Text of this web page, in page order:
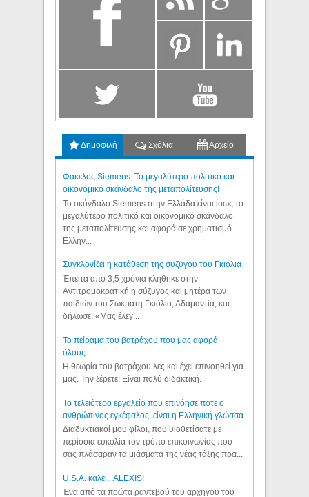
Δημοφιλή Σχόλια Αρχείο
Φάκελος Siemens: Το μεγαλύτερο πολιτικό και
οικονομικό σκάνδαλο της μεταπολίτευσης!
Το σκάνδαλο Siemens στην Ελλάδα είναι ίσως το
μεγαλύτερο πολιτικό και οικονομικό σκάνδαλο
της μεταπολίτευσης και αφορά σε χρηματισμό
Ελλήν...
Συγκλονίζει η κατάθεση της συζύγου του Γκιόλια
Έπειτα από 3,5 χρόνια κλήθηκε στην
Αντιτρομοκρατική η σύζυγος και μητέρα των
παιδιών του Σωκράτη Γκιόλια, Αδαμαντία, και
δήλωσε: «Μας έλεγ...
Το πείραμα του βατράχου που μας αφορά
όλους...
Η θεωρία του βατράχου λες και έχει επινοηθεί για
μας. Την ξέρετε; Είναι πολύ διδακτική.
Το τελειότερο εργαλείο που επινόησε ποτε ο
ανθρώπινος εγκέφαλος, είναι η Ελληνική γλώσσα.
Διαδυκτιακοί μου φίλοι, που υιοθετίσατε με
περίσσια ευκολία τον τρόπο επικοινωνίας που
σας πλάσαραν τα μιάσματα της νέας τάξης πρα...
U.S.A. καλεί...ALEXIS!
Ένα από τα πρώτα ραντεβού του αρχηγού του